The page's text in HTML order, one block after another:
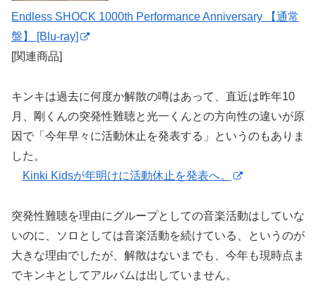
Endless SHOCK 1000th Performance Anniversary 【通常
盤】 [Blu-ray]
[関連商品]
キンキは過去に何度か解散の噂はあって、直近は昨年10
月、剛くんの突発性難聴と光一くんとの方向性の違いが原
因で「今年早々に活動休止を発表する」というのもありま
した。
Kinki Kidsが年明けに活動休止を発表へ。
突発性難聴を理由にグループとしての音楽活動はしていな
いのに、ソロとしては音楽活動を続けている、というのが
大きな理由でしたが、解散はないまでも、今年も現時点ま
でキンキとしてアルバムは出していません。